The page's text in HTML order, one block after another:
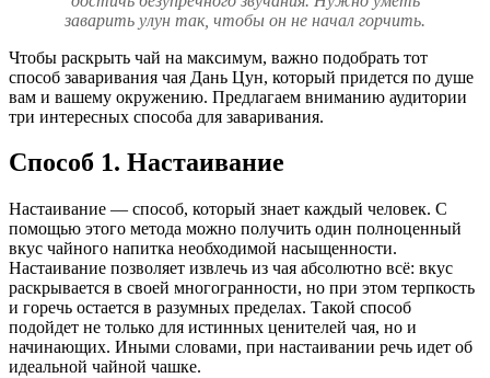
заварить улун так, чтобы он не начал горчить.
Чтобы раскрыть чай на максимум, важно подобрать тот
способ заваривания чая Дань Цун, который придется по душе
вам и вашему окружению. Предлагаем вниманию аудитории
три интересных способа для заваривания.
Способ 1. Настаивание
Настаивание — способ, который знает каждый человек. С
помощью этого метода можно получить один полноценный
вкус чайного напитка необходимой насыщенности.
Настаивание позволяет извлечь из чая абсолютно всё: вкус
раскрывается в своей многогранности, но при этом терпкость
и горечь остается в разумных пределах. Такой способ
подойдет не только для истинных ценителей чая, но и
начинающих. Иными словами, при настаивании речь идет об
идеальной чайной чашке.